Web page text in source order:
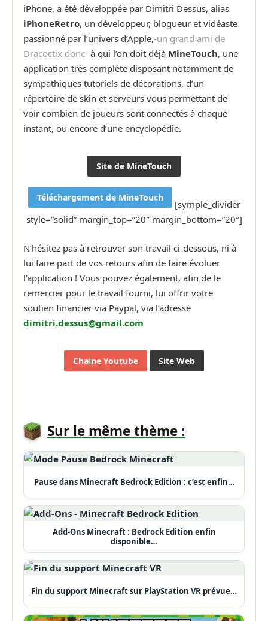
iPhone, a été développée par Dimitri Dessus, alias
iPhoneRetro, un développeur, blogueur et vidéaste
passionné par l’univers d’Apple,-un grand ami de
Dracoctix donc- à qui l’on doit déjà MineTouch, une
application très complète disposant notamment de
sympathiques tutoriels de décorations, d’un
répertoire de skin et serveurs vous permettant de
voir combien de joueurs sont connectés à chaque
instant, ou encore d’une encyclopédie.
Site de MineTouch
Téléchargement de MineTouch
[symple_divider
style=”solid” margin_top=”20″ margin_bottom=”20″]
N’hésitez pas à retrouver son travail ci-dessous, ni à
lui faire part de vos retours afin de faire évoluer
l’application ! Vous pouvez également, afin de le
remercier pour le travail fourni, lui offrir votre
soutien financier via Paypal, via l’adresse
dimitri.dessus@gmail.com
Chaine Youtube Site Web
Sur le même thème :
Pause dans Minecraft Bedrock Edition : c’est enfin…
Add-Ons Minecraft : Bedrock Edition enfin
disponible…
Fin du support Minecraft sur PlayStation VR prévue…